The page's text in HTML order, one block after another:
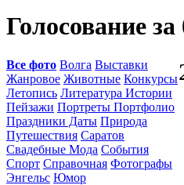
Голосование
Все фото Волга Выставки
Жанровое Животные Конкурсы
Летопись Литература Истории
Пейзажи Портреты Портфолио
Праздники Даты Природа
Путешествия Саратов
Свадебные Мода События
Спорт Справочная Фотографы
Энгельс Юмор